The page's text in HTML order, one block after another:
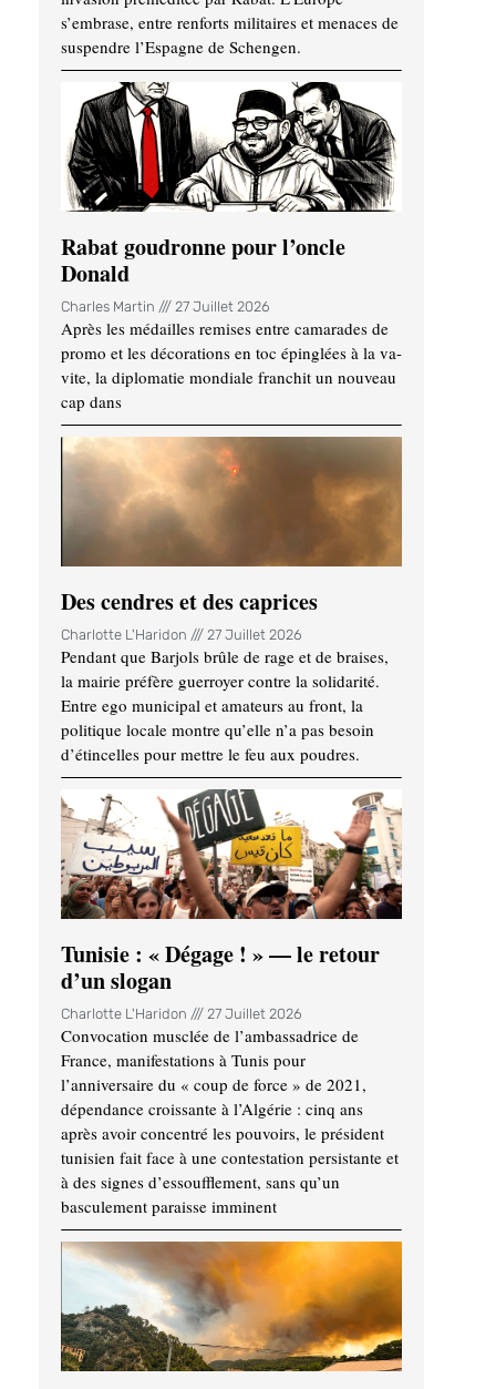
s’embrase, entre renforts militaires et menaces de
suspendre l’Espagne de Schengen.
Rabat goudronne pour l’oncle
Donald
Charles Martin 27 Juillet 2026
Après les médailles remises entre camarades de
promo et les décorations en toc épinglées à la va-
vite, la diplomatie mondiale franchit un nouveau
cap dans
Des cendres et des caprices
Charlotte L'Haridon 27 Juillet 2026
Pendant que Barjols brûle de rage et de braises,
la mairie préfère guerroyer contre la solidarité.
Entre ego municipal et amateurs au front, la
politique locale montre qu’elle n’a pas besoin
d’étincelles pour mettre le feu aux poudres.
Tunisie : « Dégage ! » — le retour
d’un slogan
Charlotte L'Haridon 27 Juillet 2026
Convocation musclée de l’ambassadrice de
France, manifestations à Tunis pour
l’anniversaire du « coup de force » de 2021,
dépendance croissante à l’Algérie : cinq ans
après avoir concentré les pouvoirs, le président
tunisien fait face à une contestation persistante et
à des signes d’essoufflement, sans qu’un
basculement paraisse imminent